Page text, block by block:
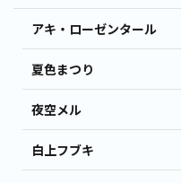
アキ・ローゼンタール
夏色まつり
夜空メル
白上フブキ